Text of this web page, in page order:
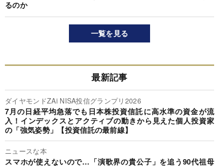
るのか
一覧を見る
最新記事
ダイヤモンドZAi NISA投信グランプリ2026
7月の日経平均急落でも日本株投資信託に高水準の資金が流
入！インデックスとアクティブの動きから見えた個人投資家
の「強気姿勢」【投資信託の最前線】
ニュースな本
スマホが使えないので…「演歌界の貴公子」を追う90代祖母